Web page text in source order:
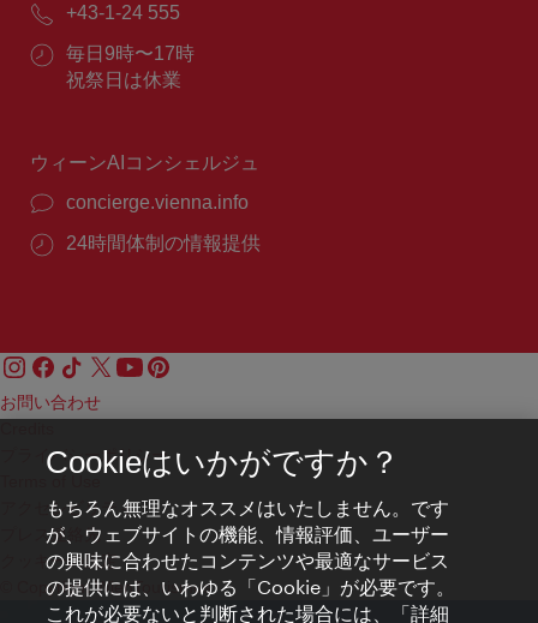
ー
ル：
電
番
号：
+43-1-24 555
営
業
毎日9時〜17時
祝祭日は休業
ウィーンAIコンシェルジュ
concierge.vienna.info
24時間体制の情報提供
お問い合わせ
プライバシーポリシー
アクセシビリティ
プレス連絡先
クッキーの設定
© Copyright WienTourismus
Cookieはいかがですか？
もちろん無理なオススメはいたしません。です
が、ウェブサイトの機能、情報評価、ユーザー
の興味に合わせたコンテンツや最適なサービス
の提供には、いわゆる「Cookie」が必要です。
これが必要ないと判断された場合には、「詳細